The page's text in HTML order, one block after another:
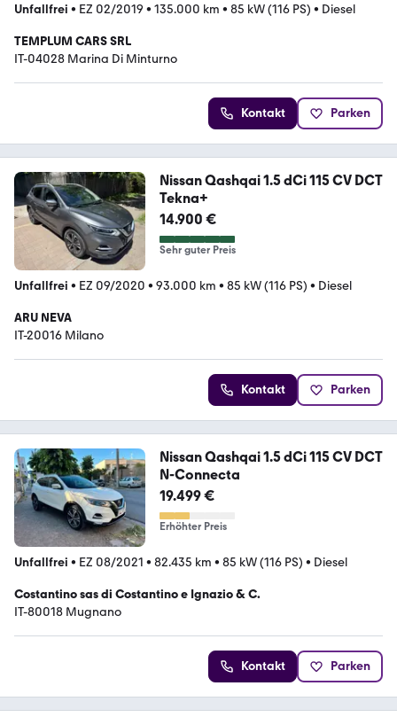
Unfallfrei • EZ 02/2019 • 135.000 km • 85 kW (116 PS) • Diesel
TEMPLUM CARS SRL
IT-04028 Marina Di Minturno
Kontakt Parken
Nissan Qashqai 1.5 dCi 115 CV DCT
Tekna+
14.900 €
Sehr guter Preis
Unfallfrei • EZ 09/2020 • 93.000 km • 85 kW (116 PS) • Diesel
ARU NEVA
IT-20016 Milano
Kontakt Parken
Nissan Qashqai 1.5 dCi 115 CV DCT
N-Connecta
19.499 €
Erhöhter Preis
Unfallfrei • EZ 08/2021 • 82.435 km • 85 kW (116 PS) • Diesel
Costantino sas di Costantino e Ignazio & C.
IT-80018 Mugnano
Kontakt Parken